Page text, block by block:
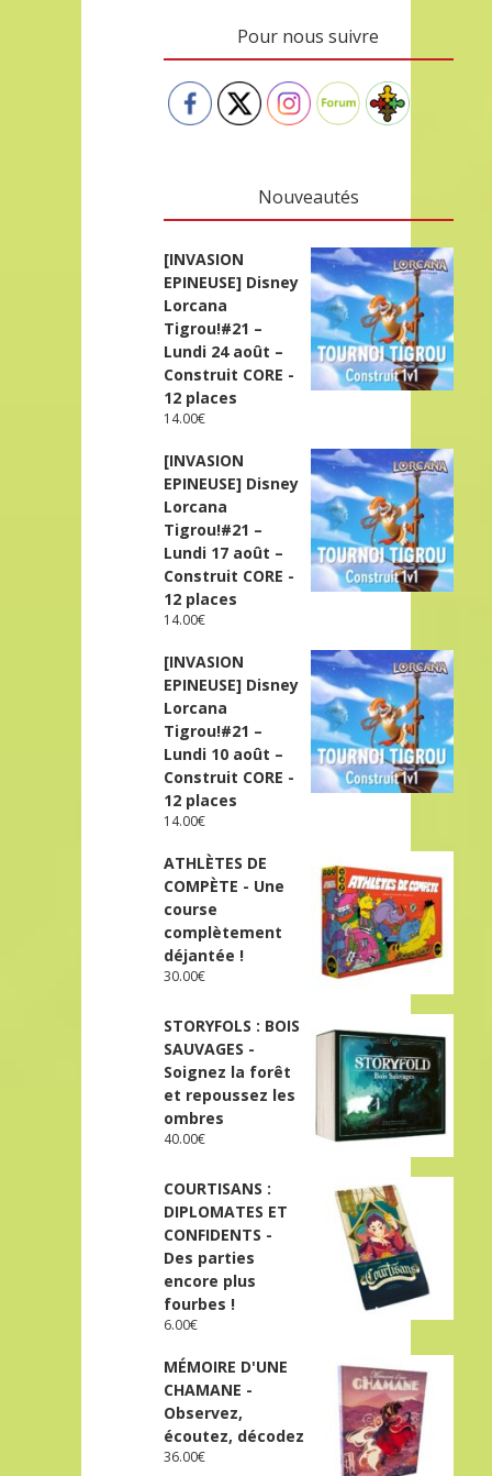
Pour nous suivre
Nouveautés
[INVASION
EPINEUSE] Disney
Lorcana
Tigrou!#21 –
Lundi 24 août –
Construit CORE -
12 places
14.00€
[INVASION
EPINEUSE] Disney
Lorcana
Tigrou!#21 –
Lundi 17 août –
Construit CORE -
12 places
14.00€
[INVASION
EPINEUSE] Disney
Lorcana
Tigrou!#21 –
Lundi 10 août –
Construit CORE -
12 places
14.00€
ATHLÈTES DE
COMPÈTE - Une
course
complètement
déjantée !
30.00€
STORYFOLS : BOIS
SAUVAGES -
Soignez la forêt
et repoussez les
ombres
40.00€
COURTISANS :
DIPLOMATES ET
CONFIDENTS -
Des parties
encore plus
fourbes !
6.00€
MÉMOIRE D'UNE
CHAMANE -
Observez,
écoutez, décodez
36.00€